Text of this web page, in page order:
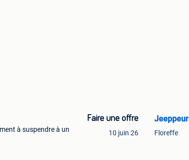
à suspendre à un
Faire une offre
10 juin 26
Jeeppeur
Floreffe